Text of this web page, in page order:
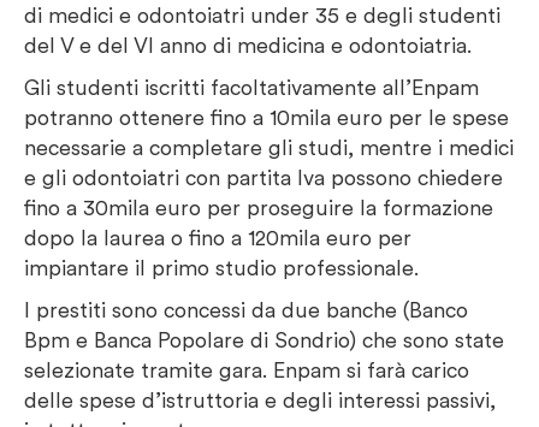
di medici e odontoiatri under 35 e degli studenti
del V e del VI anno di medicina e odontoiatria.
Gli studenti iscritti facoltativamente all’Enpam
potranno ottenere fino a 10mila euro per le spese
necessarie a completare gli studi, mentre i medici
e gli odontoiatri con partita Iva possono chiedere
fino a 30mila euro per proseguire la formazione
dopo la laurea o fino a 120mila euro per
impiantare il primo studio professionale.
I prestiti sono concessi da due banche (Banco
Bpm e Banca Popolare di Sondrio) che sono state
selezionate tramite gara. Enpam si farà carico
delle spese d’istruttoria e degli interessi passivi,